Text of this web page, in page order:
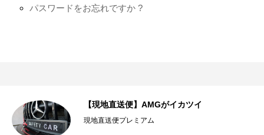
パスワードをお忘れですか ?
【現地直送便】AMGがイカツイ
現地直送便プレミアム